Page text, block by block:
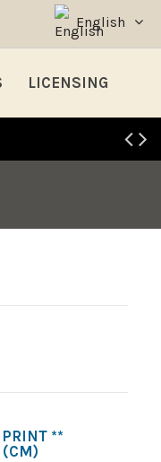
English
LICENSING
**
(CM)